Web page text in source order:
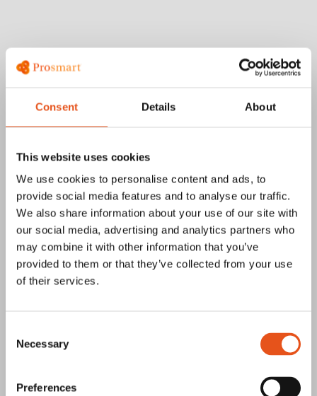
Consent Details About
This website uses cookies
We use cookies to personalise content and ads, to
provide social media features and to analyse our traffic.
We also share information about your use of our site with
our social media, advertising and analytics partners who
may combine it with other information that you’ve
provided to them or that they’ve collected from your use
of their services.
Selection
Necessary
Preferences
Fler referenser
Pa-So Produkter skapar struktur i
produktionen med Prosmart
Pa-So Produkter i Avesta har i över 40 år utvecklat
produkter som ska göra byggarbetsplatser säkrare och
mer effektiva. De...
Läs mer
Kårarp Timber förenklar sin vardag med
Prosmart